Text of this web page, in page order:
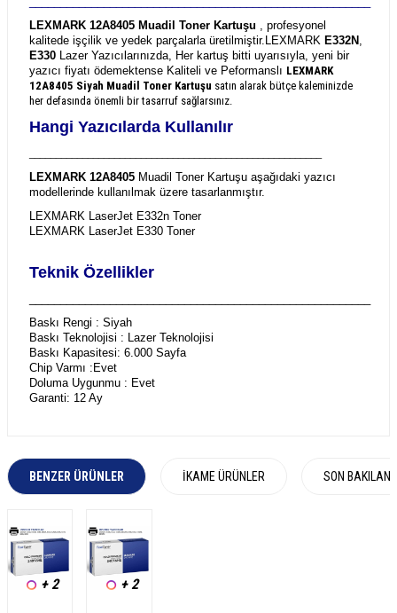
LEXMARK 12A8405 Muadil Toner Kartuşu , profesyonel
kalitede işçilik ve yedek parçalarla üretilmiştir. LEXMARK E332N ,
E330 Lazer Yazıcılarınızda, Her kartuş bitti uyarısıyla, yeni bir
yazıcı fiyatı ödemektense Kaliteli ve Peformanslı LEXMARK
12A8405 Siyah Muadil Toner Kartuşu satın alarak bütçe kaleminizde
her defasında önemli bir tasarruf sağlarsınız.
Hangi Yazıcılarda Kullanılır
LEXMARK 12A8405 Muadil Toner Kartuşu aşağıdaki yazıcı
modellerinde kullanılmak üzere tasarlanmıştır.
LEXMARK LaserJet E332n Toner
LEXMARK LaserJet E330 Toner
Teknik Özellikler
Baskı Rengi : Siyah
Baskı Teknolojisi : Lazer Teknolojisi
Baskı Kapasitesi: 6.000 Sayfa
Chip Varmı :Evet
Doluma Uygunmu : Evet
Garanti: 12 Ay
BENZER ÜRÜNLER İKAME ÜRÜNLER SON
+ 2 + 2